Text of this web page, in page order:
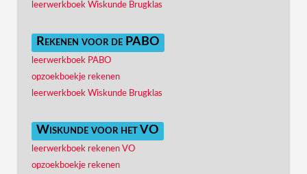
leerwerkboek Wiskunde Brugklas
Rekenen voor de PABO
leerwerkboek PABO
opzoekboekje rekenen
leerwerkboek Wiskunde Brugklas
Wiskunde voor het VO
leerwerkboek rekenen VO
opzoekboekje rekenen